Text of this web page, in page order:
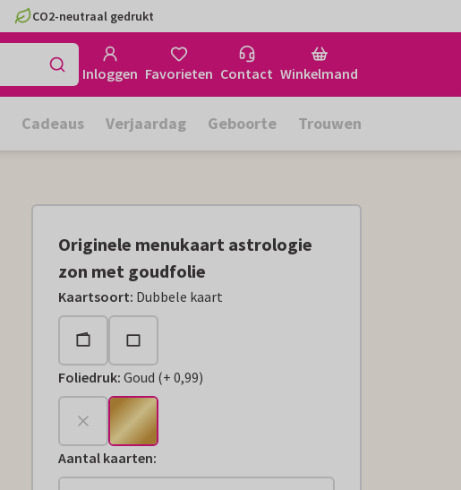
CO2-neutraal gedrukt
Inloggen Favorieten Contact Winkelmand
Cadeaus Verjaardag Geboorte Trouwen
Originele menukaart astrologie
zon met goudfolie
Kaartsoort: Dubbele kaart
Foliedruk:Goud (
+€ 0,99
+ 0,99)
Aantal kaarten: